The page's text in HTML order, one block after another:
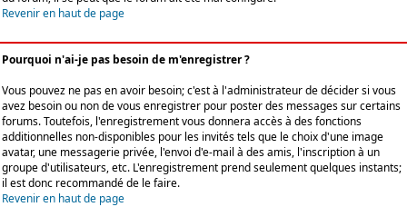
Revenir en haut de page
Pourquoi n'ai-je pas besoin de m'enregistrer ?
Vous pouvez ne pas en avoir besoin; c'est à l'administrateur de décider si vous
avez besoin ou non de vous enregistrer pour poster des messages sur certains
forums. Toutefois, l'enregistrement vous donnera accès à des fonctions
additionnelles non-disponibles pour les invités tels que le choix d'une image
avatar, une messagerie privée, l'envoi d'e-mail à des amis, l'inscription à un
groupe d'utilisateurs, etc. L'enregistrement prend seulement quelques instants;
il est donc recommandé de le faire.
Revenir en haut de page